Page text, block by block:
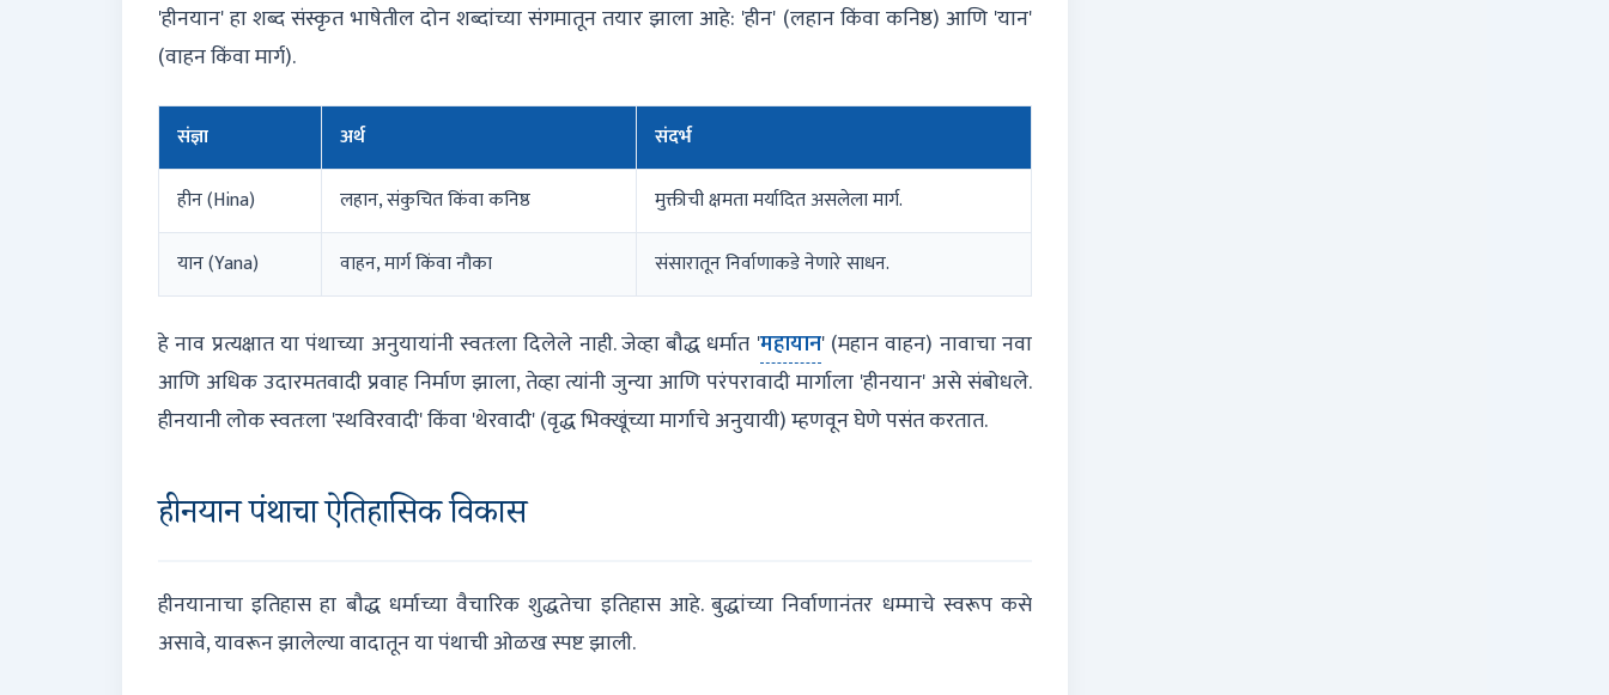
'हीनयान' हा शब्द संस्कृत भाषेतील दोन शब्दांच्या संगमातून तयार झाला आहे: 'हीन' (लहान किंवा कनिष्ठ) आणि 'यान'
(वाहन किंवा मार्ग).
संज्ञा अर्थ
संदर्भ
हीन (Hina)
लहान, संकुचित किंवा कनिष्ठ
मुक्तीची क्षमता मर्यादित असलेला मार्ग.
यान (Yana)
वाहन, मार्ग किंवा नौका संसारातून निर्वाणाकडे नेणारे साधन.
हे नाव प्रत्यक्षात या पंथाच्या अनुयायांनी स्वतःला दिलेले नाही. जेव्हा बौद्ध धर्मात 'महायान' (महान वाहन) नावाचा नवा
आणि अधिक उदारमतवादी प्रवाह निर्माण झाला, तेव्हा त्यांनी जुन्या आणि परंपरावादी मार्गाला 'हीनयान' असे संबोधले.
हीनयानी लोक स्वतःला 'स्थविरवादी' किंवा 'थेरवादी' (वृद्ध भिक्खूंच्या मार्गाचे अनुयायी) म्हणवून घेणे पसंत करतात.
हीनयान पंथाचा ऐतिहासिक विकास
हीनयानाचा इतिहास हा बौद्ध धर्माच्या वैचारिक शुद्धतेचा इतिहास आहे. बुद्धांच्या निर्वाणानंतर धम्माचे स्वरूप कसे
असावे, यावरून झालेल्या वादातून या पंथाची ओळख स्पष्ट झाली.